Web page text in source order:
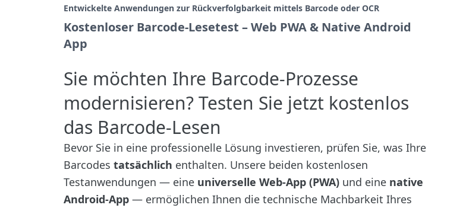
Entwickelte Anwendungen zur Rückverfolgbarkeit mittels Barcode oder OCR
Kostenloser Barcode-Lesetest – Web PWA & Native Android
App
Sie möchten Ihre Barcode-Prozesse
modernisieren? Testen Sie jetzt kostenlos
das Barcode-Lesen
Bevor Sie in eine professionelle Lösung investieren, prüfen Sie, was Ihre
Barcodes tatsächlich enthalten. Unsere beiden kostenlosen
Testanwendungen — eine universelle Web-App (PWA) und eine native
Android-App — ermöglichen Ihnen die technische Machbarkeit Ihres